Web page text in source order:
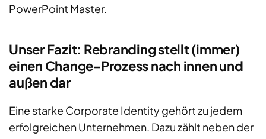
PowerPoint Master.
Unser Fazit: Rebranding stellt (immer)
einen Change-Prozess nach innen und
außen dar
Eine starke Corporate Identity gehört zu jedem
erfolgreichen Unternehmen. Dazu zählt neben der